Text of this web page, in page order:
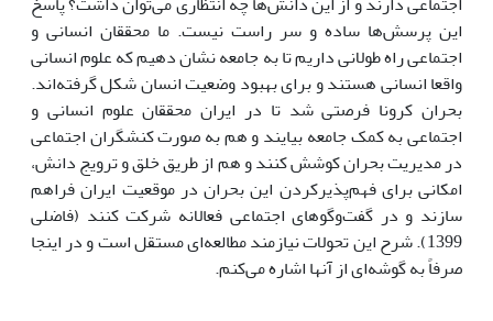
این پرسش‌ها ساده و سر راست نیست. ما محققان انسانی و
اجتماعی راه طولانی داریم تا به جامعه نشان دهیم که علوم انسانی
واقعا انسانی هستند و برای بهبود وضعیت انسان شکل گرفته‌اند.
بحران کرونا فرصتی شد تا در ایران محققان علوم انسانی و
اجتماعی به کمک جامعه بیایند و هم به صورت کنشگران اجتماعی
در مدیریت بحران کوشش کنند و هم از طریق خلق و ترویج دانش،
امکانی برای فهم‌پذیر‌کردن این بحران در موقعیت ایران فراهم
سازند و در گفت‌وگوهای اجتماعی فعالانه شرکت کنند (فاضلی
1399). شرح این تحولات نیازمند مطالعه‌ای مستقل است و در اینجا
صرفاً به گوشه‌ای از آنها اشاره می‌کنم.